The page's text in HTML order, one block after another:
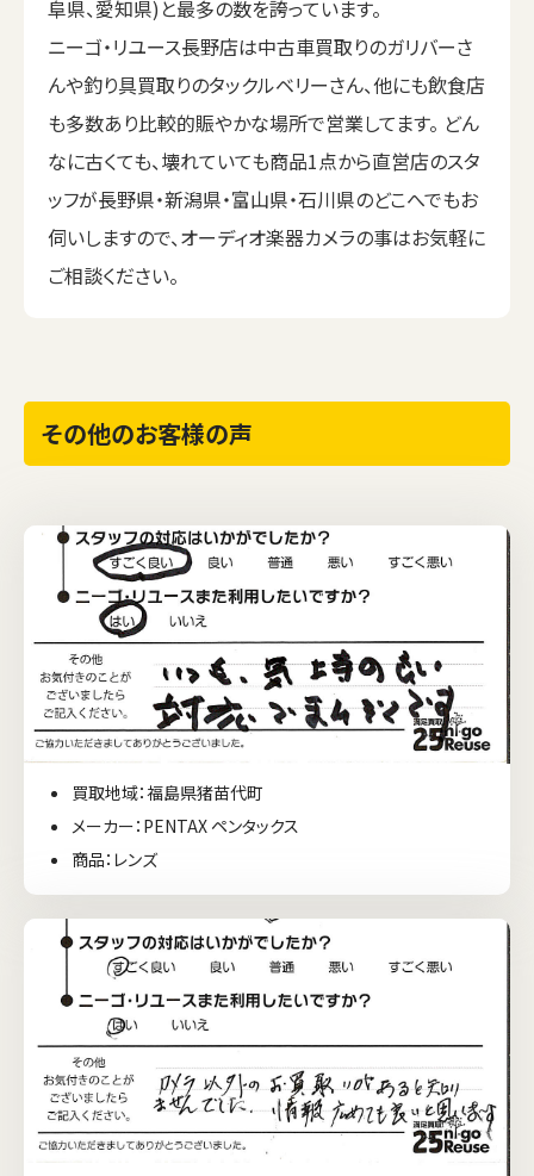
阜県、愛知県)と最多の数を誇っています。
ニーゴ・リユース長野店は中古車買取りのガリバーさ
んや釣り具買取りのタックルベリーさん、他にも飲食店
も多数あり比較的賑やかな場所で営業してます。 どん
なに古くても、壊れていても商品1点から直営店のスタ
ッフが長野県・新潟県・富山県・石川県のどこへでもお
伺いしますので、オーディオ楽器カメラの事はお気軽に
ご相談ください。
その他のお客様の声
買取地域：福島県猪苗代町
メーカー：PENTAX ペンタックス
商品：レンズ